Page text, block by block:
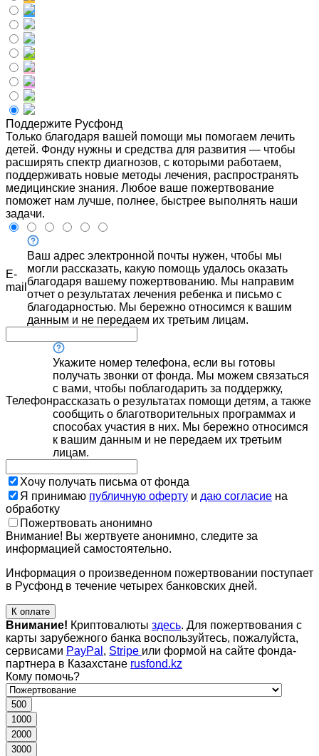
Поддержите Русфонд
Только благодаря вашей помощи мы помогаем лечить
детей. Фонду нужны и средства для развития — чтобы
расширять спектр диагнозов, с которыми работаем,
поддерживать новые методы лечения, распространять
медицинские знания. Любое ваше пожертвование
поможет нам лучше, полнее, быстрее выполнять наши
задачи.
E-
mail
Ваш адрес электронной почты нужен, чтобы мы
могли рассказать, какую помощь удалось оказать
благодаря вашему пожертвованию. Мы направим
отчет о результатах лечения ребенка и письмо с
благодарностью. Мы бережно относимся к вашим
данным и не передаем их третьим лицам.
Телефон
Укажите номер телефона, если вы готовы
получать звонки от фонда. Мы можем связаться
с вами, чтобы поблагодарить за поддержку,
рассказать о результатах помощи детям, а также
сообщить о благотворительных программах и
способах участия в них. Мы бережно относимся
к вашим данным и не передаем их третьим
лицам.
Хочу получать письма от фонда
Я принимаю публичную оферту и даю согласие на
обработку
Пожертвовать анонимно
Внимание! Вы жертвуете анонимно, следите за
информацией самостоятельно.
Информация о произведенном пожертвовании поступает
в Русфонд в течение четырех банковских дней.
К оплате
Внимание! Криптовалюты здесь. Для пожертвования с
карты зарубежного банка воспользуйтесь, пожалуйста,
сервисами PayPal , Stripe или формой на сайте фонда-
партнера в Казахстане rusfond.kz
Кому помочь?
500
1000
2000
3000